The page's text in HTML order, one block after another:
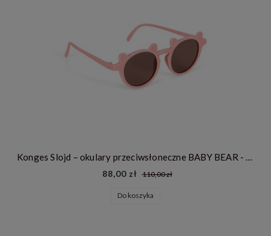
Konges Slojd – okulary przeciwsłoneczne BABY BEAR - BLOSSOM
88,00 zł 110,00 zł
Do koszyka